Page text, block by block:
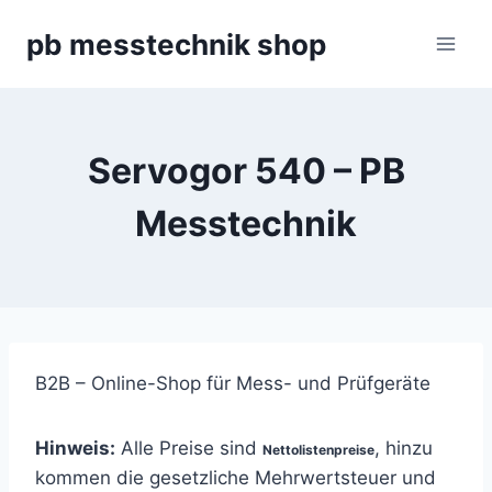
Inhaltpb messtechnik shop
Servogor 540 – PB
Messtechnik
B2B – Online-Shop für Mess- und Prüfgeräte
Hinweis: Alle Preise sind Nettolistenpreise, hinzu
kommen die gesetzliche Mehrwertsteuer und